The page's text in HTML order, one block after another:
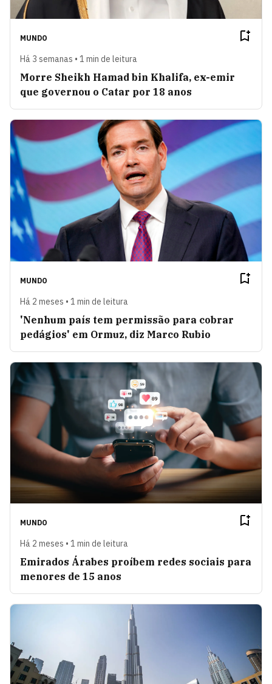
MUNDO
Há 3 semanas • 1 min de leitura
Morre Sheikh Hamad bin Khalifa, ex-emir
que governou o Catar por 18 anos
MUNDO
Há 2 meses • 1 min de leitura
'Nenhum país tem permissão para cobrar
pedágios' em Ormuz, diz Marco Rubio
MUNDO
Há 2 meses • 1 min de leitura
Emirados Árabes proíbem redes sociais para
menores de 15 anos